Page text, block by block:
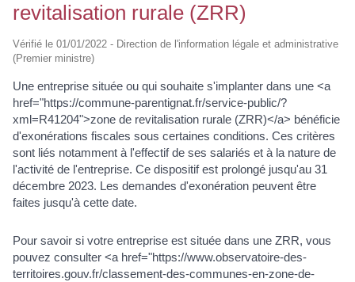
revitalisation rurale (ZRR)
Vérifié le 01/01/2022 - Direction de l'information légale et administrative
(Premier ministre)
Une entreprise située ou qui souhaite s'implanter dans une <a
href="https://commune-parentignat.fr/service-public/?
xml=R41204">zone de revitalisation rurale (ZRR)</a> bénéficie
d'exonérations fiscales sous certaines conditions. Ces critères
sont liés notamment à l'effectif de ses salariés et à la nature de
l'activité de l'entreprise. Ce dispositif est prolongé jusqu'au 31
décembre 2023. Les demandes d'exonération peuvent être
faites jusqu'à cette date.
Pour savoir si votre entreprise est située dans une ZRR, vous
pouvez consulter <a href="https://www.observatoire-des-
territoires.gouv.fr/classement-des-communes-en-zone-de-